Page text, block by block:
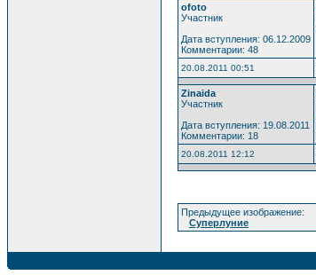
ofoto
Участник
Дата вступления: 06.12.2009
Комментарии: 48
20.08.2011 00:51
Zinaida
Участник
Дата вступления: 19.08.2011
Комментарии: 18
20.08.2011 12:12
Предыдущее изображение:
Суперлуние